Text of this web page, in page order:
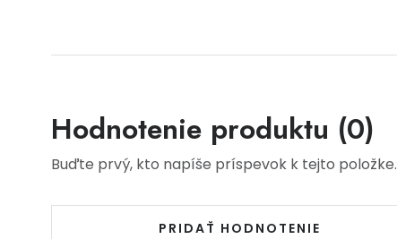
Hodnotenie produktu (0)
Buďte prvý, kto napíše príspevok k tejto položke.
PRIDAŤ HODNOTENIE